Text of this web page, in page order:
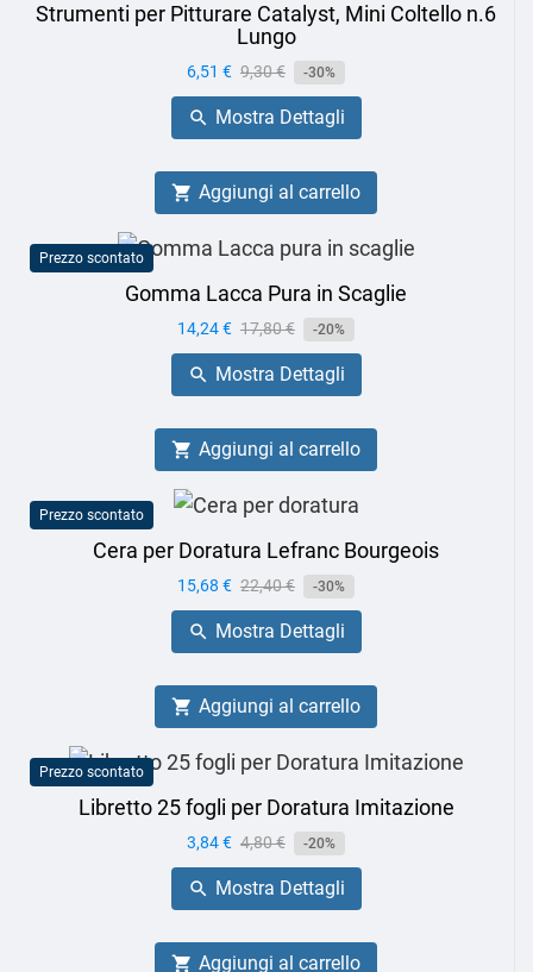
Strumenti per Pitturare Catalyst, Mini Coltello n.6
Lungo
Prezzo
6,51 € Prezzo
base
9,30 € -30%
 Mostra Dettagli
 Aggiungi al carrello
Prezzo scontato
Gomma Lacca Pura in Scaglie
Prezzo
14,24 € Prezzo
base
17,80 € -20%
 Mostra Dettagli
 Aggiungi al carrello
Prezzo scontato
Cera per Doratura Lefranc Bourgeois
Prezzo
15,68 € Prezzo
base
22,40 € -30%
 Mostra Dettagli
 Aggiungi al carrello
Prezzo scontato
Libretto 25 fogli per Doratura Imitazione
Prezzo
3,84 € Prezzo
base
4,80 € -20%
 Mostra Dettagli
 Aggiungi al carrello